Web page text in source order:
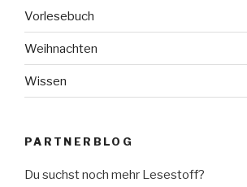
Vorlesebuch
Weihnachten
Wissen
PARTNERBLOG
Du suchst noch mehr Lesestoff?